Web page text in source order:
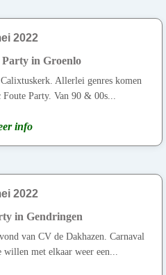
2022
in Groenlo
Allerlei genres komen
Party. Van 90 & 00s...
info
2022
in Gendringen
van CV de Dakhazen. Carnaval
met elkaar weer een...